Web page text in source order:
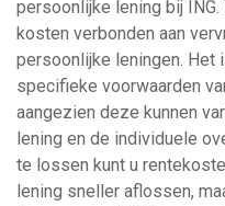
persoonlijke lening bij
kosten verbonden aan
persoonlijke leningen. Het
specifieke voorwaarden
aangezien deze kunnen
lening en de individuele
te lossen kunt u
lening sneller aflossen,